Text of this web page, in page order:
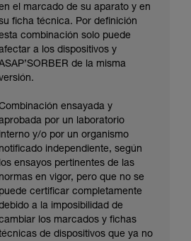
el marcado de su aparato y en
ficha técnica. Por definición
combinación solo puede
a los dispositivos y
de la misma
ensayada y
por un laboratorio
interno y/o por un organismo
notificado independiente, según
los ensayos pertinentes de las
normas en vigor, pero que no se
puede certificar completamente
a la imposibilidad de
los marcados y fichas
de dispositivos que ya no